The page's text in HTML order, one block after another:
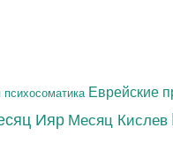
психосоматика Еврейские
Ияр Месяц Кислев